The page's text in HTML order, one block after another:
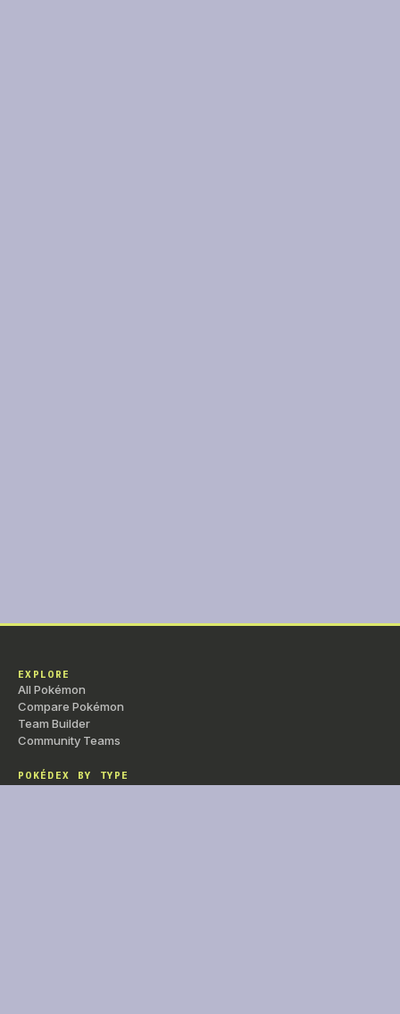
EXPLORE
All Pokémon
Compare Pokémon
Team Builder
Community Teams
POKÉDEX BY TYPE